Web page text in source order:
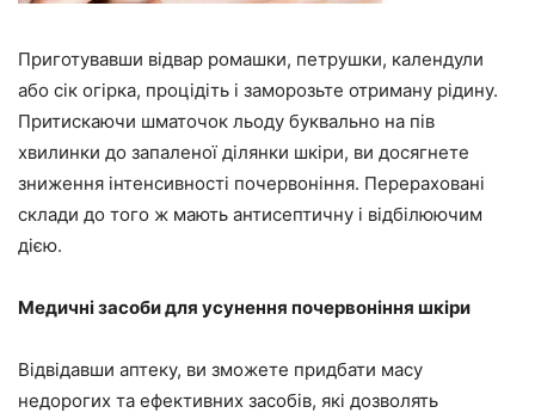
Приготувавши відвар ромашки, петрушки, календули
або сік огірка, процідіть і заморозьте отриману рідину.
Притискаючи шматочок льоду буквально на пів
хвилинки до запаленої ділянки шкіри, ви досягнете
зниження інтенсивності почервоніння. Перераховані
склади до того ж мають антисептичну і відбілюючим
дією.
Медичні засоби для усунення почервоніння шкіри
Відвідавши аптеку, ви зможете придбати масу
недорогих та ефективних засобів, які дозволять